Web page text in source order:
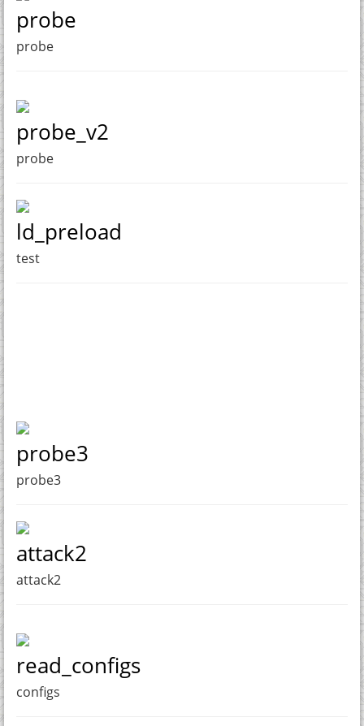
probe
probe
probe_v2
probe
ld_preload
test
probe3
probe3
attack2
attack2
read_configs
configs